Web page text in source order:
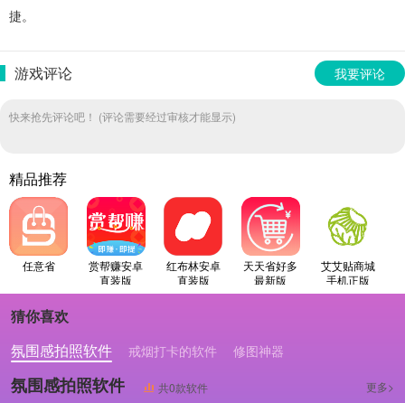
捷。
游戏评论 我要评论
快来抢先评论吧！ (评论需要经过审核才能显示)
精品推荐
任意省
赏帮赚安卓
直装版
红布林安卓
直装版
天天省好多
最新版
艾艾贴商城
手机正版
猜你喜欢
氛围感拍照软件
戒烟打卡的软件 修图神器
氛围感拍照软件 共0款软件 更多>